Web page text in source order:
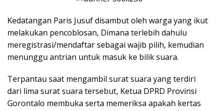
Kedatangan Paris Jusuf disambut oleh warga yang ikut
melakukan pencoblosan, Dimana terlebih dahulu
meregistrasi/mendaftar sebagai wajib pilih, kemudian
menunggu antrian untuk masuk ke bilik suara.
Terpantau saat mengambil surat suara yang terdiri
dari lima surat suara tersebut, Ketua DPRD Provinsi
Gorontalo membuka serta memeriksa apakah kertas